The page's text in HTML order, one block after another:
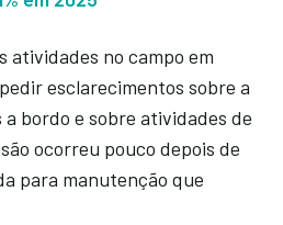
atividades no campo em
esclarecimentos sobre a
bordo e sobre atividades de
ocorreu pouco depois de
para manutenção que